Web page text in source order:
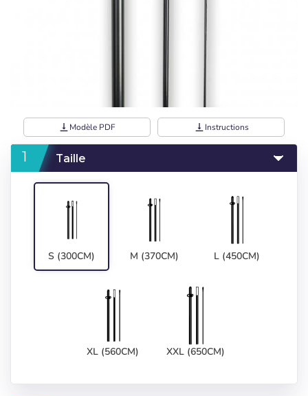
vertical_align_bottom Modèle PDF vertical_align_bottom Instructions
Taille
S (300CM) M (370CM) L (450CM)
XL (560CM) XXL (650CM)